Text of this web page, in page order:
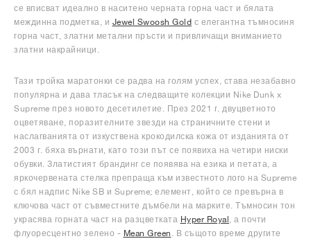
се вписват идеално в наситено черната горна част и бялата
междинна подметка, и Jewel Swoosh Gold с елегантна тъмносиня
горна част, златни метални пръсти и привличащи вниманието
златни накрайници.
Тази тройка маратонки се радва на голям успех, става незабавно
популярна и дава тласък на следващите колекции Nike Dunk x
Supreme през новото десетилетие. През 2021 г. двуцветното
оцветяване, поразителните звезди на страничните стени и
наслагванията от изкуствена крокодилска кожа от изданията от
2003 г. бяха върнати, като този път се появиха на четири ниски
обувки. Златистият брандинг се появява на езика и петата, а
яркочервената стелка препраща към известното лого на Supreme
с бял надпис Nike SB и Supreme; елемент, който се превърна в
ключова част от съвместните дъмбели на марките. Тъмносин тон
украсява горната част на разцветката Hyper Royal, а почти
флуоресцентно зелено - Mean Green . В същото време другите